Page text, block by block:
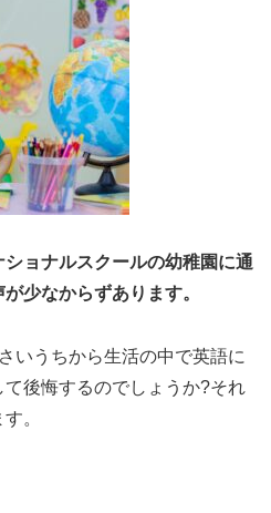
ョナルスクールの幼稚園に通
少なからずあります。
いうちから生活の中で英語に
後悔するのでしょうか?それ
。